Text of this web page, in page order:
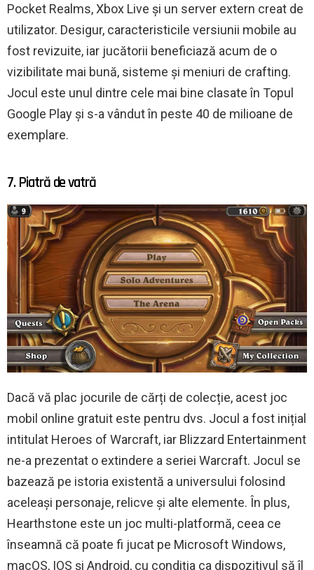
Pocket Realms, Xbox Live și un server extern creat de
utilizator. Desigur, caracteristicile versiunii mobile au
fost revizuite, iar jucătorii beneficiază acum de o
vizibilitate mai bună, sisteme și meniuri de crafting.
Jocul este unul dintre cele mai bine clasate în Topul
Google Play și s-a vândut în peste 40 de milioane de
exemplare.
7. Piatră de vatră
Dacă vă plac jocurile de cărți de colecție, acest joc
mobil online gratuit este pentru dvs. Jocul a fost inițial
intitulat Heroes of Warcraft, iar Blizzard Entertainment
ne-a prezentat o extindere a seriei Warcraft. Jocul se
bazează pe istoria existentă a universului folosind
aceleași personaje, relicve și alte elemente. În plus,
Hearthstone este un joc multi-platformă, ceea ce
înseamnă că poate fi jucat pe Microsoft Windows,
macOS, IOS și Android, cu condiția ca dispozitivul să îl